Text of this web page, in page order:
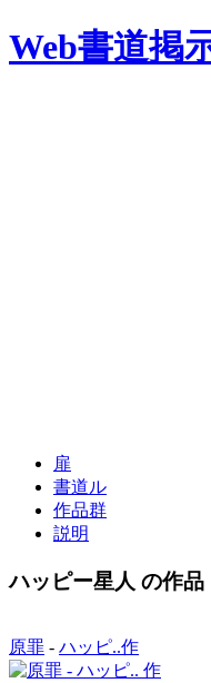
Web書道掲
扉
書道ル
作品群
説明
ハッピー星人 の作品
原罪 - ハッピ..作